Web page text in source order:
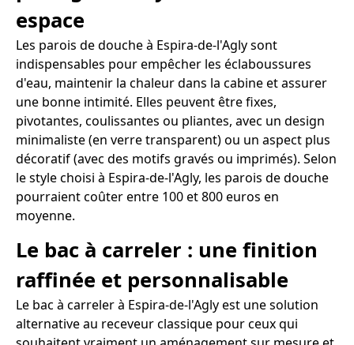
espace
Les parois de douche à Espira-de-l'Agly sont
indispensables pour empêcher les éclaboussures
d'eau, maintenir la chaleur dans la cabine et assurer
une bonne intimité. Elles peuvent être fixes,
pivotantes, coulissantes ou pliantes, avec un design
minimaliste (en verre transparent) ou un aspect plus
décoratif (avec des motifs gravés ou imprimés). Selon
le style choisi à Espira-de-l'Agly, les parois de douche
pourraient coûter entre 100 et 800 euros en
moyenne.
Le bac à carreler : une finition
raffinée et personnalisable
Le bac à carreler à Espira-de-l'Agly est une solution
alternative au receveur classique pour ceux qui